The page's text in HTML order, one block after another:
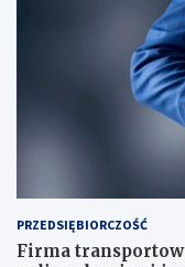
PRZEDSIĘBIORCZOŚĆ
Firma